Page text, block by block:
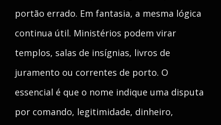
portão errado. Em fantasia, a mesma lógica
continua útil. Ministérios podem virar
templos, salas de insígnias, livros de
juramento ou correntes de porto. O
essencial é que o nome indique uma disputa
por comando, legitimidade, dinheiro,